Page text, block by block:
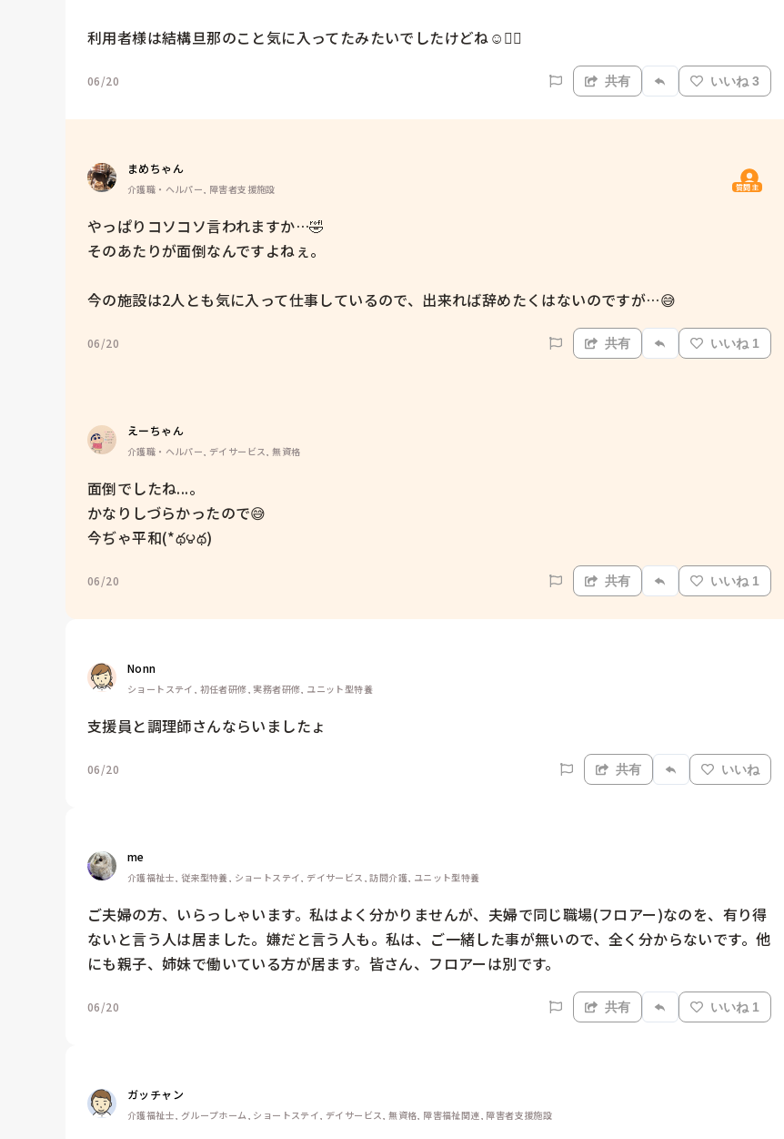
利用者様は結構旦那のこと気に入ってたみたいでしたけどね☺️👌🏻
06/20 共有 いいね 3
まめちゃん
介護職・ヘルパー, 障害者支援施設 質問主
やっぱりコソコソ言われますか…🤣
そのあたりが面倒なんですよねぇ。
今の施設は2人とも気に入って仕事しているので、出来れば辞めたくはないのですが…😅
06/20 共有 いいね 1
えーちゃん
介護職・ヘルパー, デイサービス, 無資格
面倒でしたね...。
かなりしづらかったので😅
06/20 共有 いいね 1
Nonn
ショートステイ, 初任者研修, 実務者研修, ユニット型特養
支援員と調理師さんならいましたょ
06/20 共有 いいね
me
介護福祉士, 従来型特養, ショートステイ, デイサービス, 訪問介護, ユニット型特養
ご夫婦の方、いらっしゃいます。私はよく分かりませんが、夫婦で同じ職場(フロアー)なのを、有り得
ないと言う人は居ました。嫌だと言う人も。私は、ご一緒した事が無いので、全く分からないです。他
にも親子、姉妹で働いている方が居ます。皆さん、フロアーは別です。
06/20 共有 いいね 1
ガッチャン
介護福祉士, グループホーム, ショートステイ, デイサービス, 無資格, 障害福祉関連, 障害者支援施設